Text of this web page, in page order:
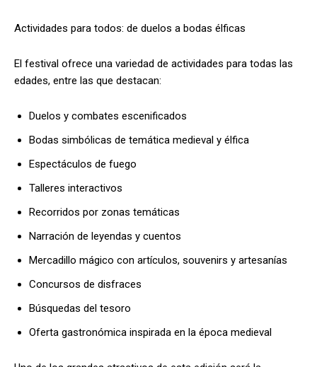
Actividades para todos: de duelos a bodas élficas
El festival ofrece una variedad de actividades para todas las
edades, entre las que destacan:
Duelos y combates escenificados
Bodas simbólicas de temática medieval y élfica
Espectáculos de fuego
Talleres interactivos
Recorridos por zonas temáticas
Narración de leyendas y cuentos
Mercadillo mágico con artículos, souvenirs y artesanías
Concursos de disfraces
Búsquedas del tesoro
Oferta gastronómica inspirada en la época medieval